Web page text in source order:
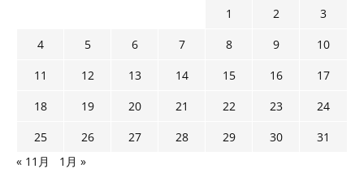
1 2
3
4
5 6 7 8 9
10
11
12 13 14 15 16
17
18
19 20 21 22 23
24
25
26 27 28 29 30
31
« 11月
1月 »